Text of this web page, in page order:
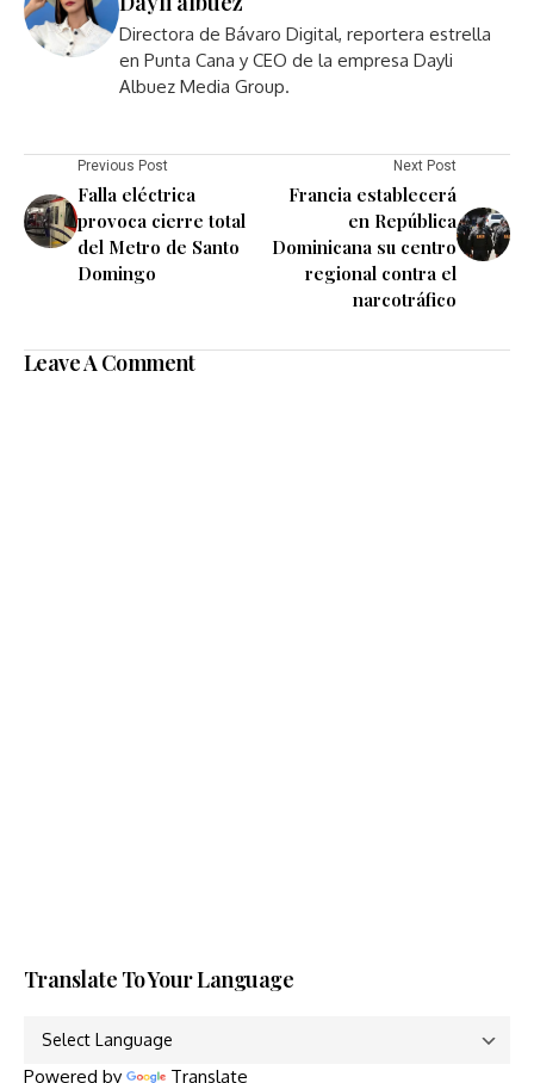
Directora de Bávaro Digital, reportera estrella
en Punta Cana y CEO de la empresa Dayli
Albuez Media Group.
Previous Post
Falla eléctrica
provoca cierre total
del Metro de Santo
Domingo
Next Post
Francia establecerá
en República
Dominicana su centro
regional contra el
narcotráfico
Leave A Comment
Translate To Your Language
Powered by Translate